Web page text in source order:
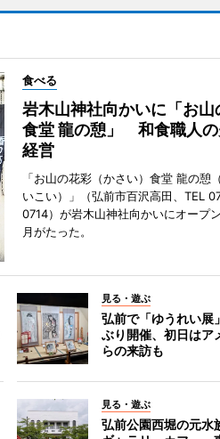
食べる
岩木山神社向かいに「お山
食堂 龍の憩」 和食職人の
経営
「お山の花彩（かさい）食堂 龍の憩
いこい）」（弘前市百沢高田、TEL
0714）が岩木山神社向かいにオープ
月がたった。
見る・遊ぶ
弘前で「ゆうれい
ぶり開催、初日はア
らの来訪も
見る・遊ぶ
弘前公園西堀の元水